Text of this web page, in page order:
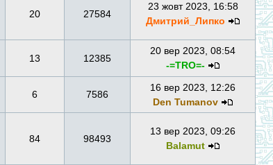
20 27584
23 жовт 2023, 16:58
Дмитрий_Липко
13 12385
20 вер 2023, 08:54
-=TRO=-
6 7586
16 вер 2023, 12:26
Den Tumanov
84 98493
13 вер 2023, 09:26
Balamut